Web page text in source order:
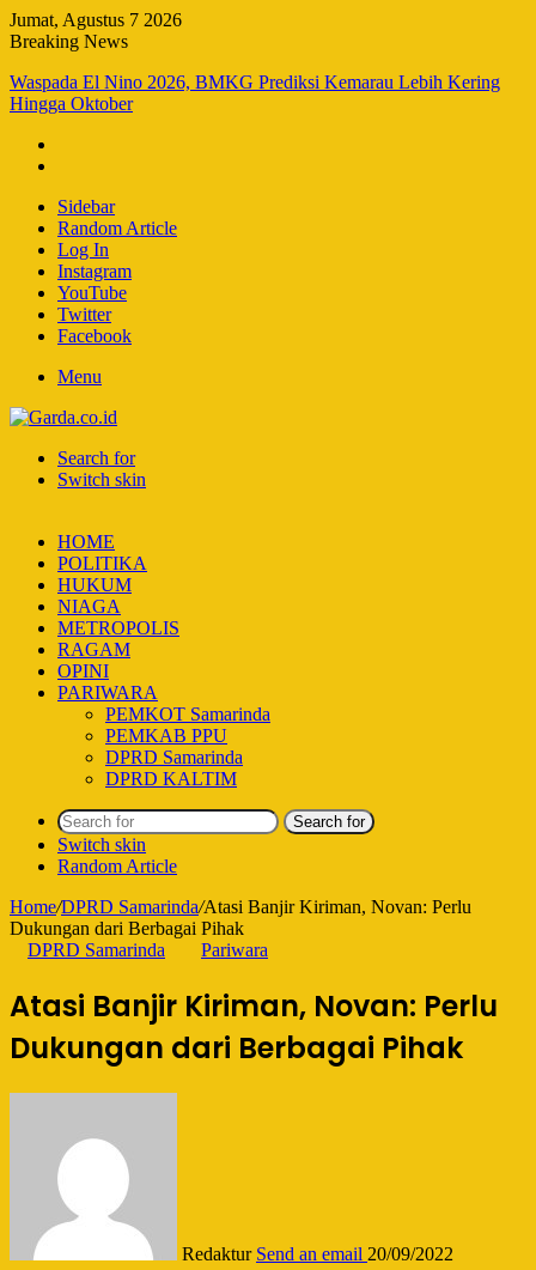
Jumat, Agustus 7 2026
Breaking News
Waspada El Nino 2026, BMKG Prediksi Kemarau Lebih Kering
Hingga Oktober
Sidebar
Random Article
Log In
Instagram
YouTube
Twitter
Facebook
Menu
Search for
Switch skin
HOME
POLITIKA
HUKUM
NIAGA
METROPOLIS
RAGAM
OPINI
PARIWARA
PEMKOT Samarinda
PEMKAB PPU
DPRD Samarinda
DPRD KALTIM
Search for
Switch skin
Random Article
Home/DPRD Samarinda/Atasi Banjir Kiriman, Novan: Perlu
Dukungan dari Berbagai Pihak
DPRD Samarinda
Pariwara
Atasi Banjir Kiriman, Novan: Perlu
Dukungan dari Berbagai Pihak
Redaktur Send an email 20/09/2022